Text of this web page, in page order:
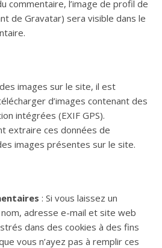
commentaire, l’image de profil de
de Gravatar) sera visible dans le
images sur le site, il est
d’images contenant des
intégrées (EXIF GPS).
extraire ces données de
images présentes sur le site.
: Si vous laissez un
adresse e-mail et site web
dans des cookies à des fins
vous n’ayez pas à remplir ces